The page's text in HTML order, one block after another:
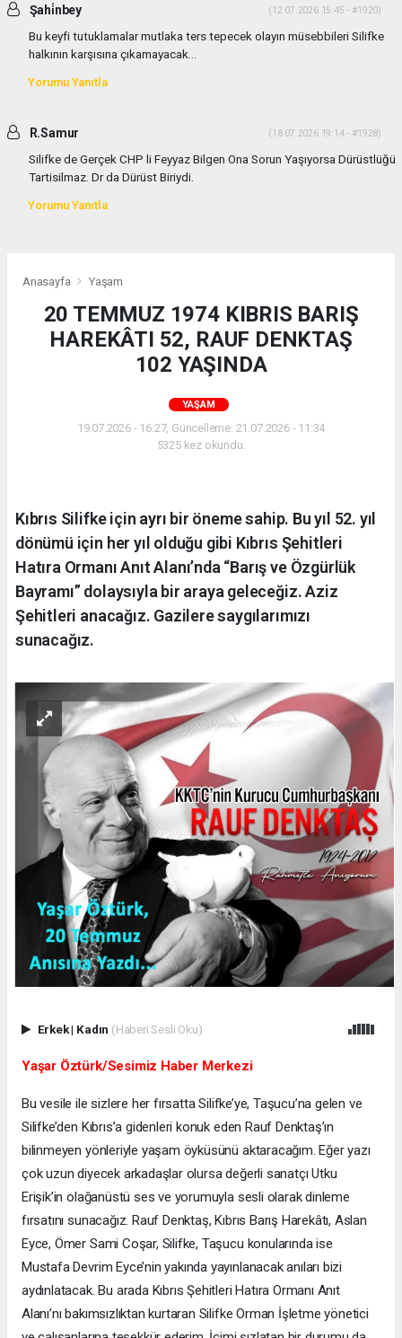
Şahi̇nbey (12.07.2026 15:45 - #1920)
Bu keyfi tutuklamalar mutlaka ters tepecek olayın müsebbileri Silifke
halkının karşısına çıkamayacak...
Yorumu Yanıtla
R.Samur (18.07.2026 19:14 - #1928)
Silifke de Gerçek CHP li Feyyaz Bilgen Ona Sorun Yaşıyorsa Dürüstlüğü
Tartisilmaz. Dr da Dürüst Biriydi.
Yorumu Yanıtla
Anasayfa Yaşam
20 TEMMUZ 1974 KIBRIS BARIŞ
HAREKÂTI 52, RAUF DENKTAŞ
102 YAŞINDA
YAŞAM
19.07.2026 - 16:27, Güncelleme: 21.07.2026 - 11:34
5325 kez okundu.
Kıbrıs Silifke için ayrı bir öneme sahip. Bu yıl 52. yıl
dönümü için her yıl olduğu gibi Kıbrıs Şehitleri
Hatıra Ormanı Anıt Alanı’nda “Barış ve Özgürlük
Bayramı” dolaysıyla bir araya geleceğiz. Aziz
Şehitleri anacağız. Gazilere saygılarımızı
sunacağız.
Erkek| Kadın (Haberi Sesli Oku)
Yaşar Öztürk/Sesimiz Haber Merkezi
Bu vesile ile sizlere her fırsatta Silifke’ye, Taşucu’na gelen ve
Silifke’den Kıbrıs’a gidenleri konuk eden Rauf Denktaş’ın
bilinmeyen yönleriyle yaşam öyküsünü aktaracağım. Eğer yazı
çok uzun diyecek arkadaşlar olursa değerli sanatçı Utku
Erişik’in olağanüstü ses ve yorumuyla sesli olarak dinleme
fırsatını sunacağız. Rauf Denktaş, Kıbrıs Barış Harekâtı, Aslan
Eyce, Ömer Sami Coşar, Silifke, Taşucu konularında ise
Mustafa Devrim Eyce’nin yakında yayınlanacak anıları bizi
aydınlatacak. Bu arada Kıbrıs Şehitleri Hatıra Ormanı Anıt
Alanı’nı bakımsızlıktan kurtaran Silifke Orman İşletme yönetici